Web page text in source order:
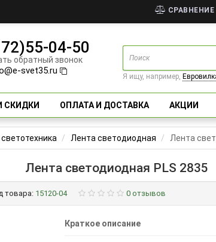
04-50
обратный звонок
svet35.ru
Я ищу, например,
СКИДКИ ОПЛАТА И ДОСТАВКА АКЦИИ
Лента светодиодная Лента
Лента светодиодная PLS 2835
товара: 15120-04 0 отзывов
Краткое описание